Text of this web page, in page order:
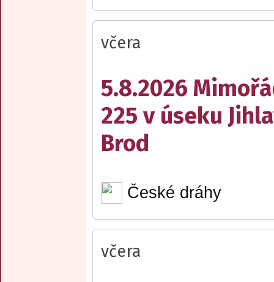
včera
5.8.2026
225 v úseku
Brod
České dráhy
včera